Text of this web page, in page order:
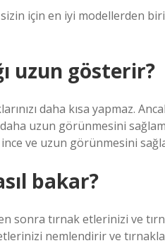
için en iyi modellerden
uzun gösterir?
daha kısa yapmaz.
uzun görünmesini
ince ve uzun görünmesini
bakar?
tırnak etlerinizi ve
nemlendirir ve